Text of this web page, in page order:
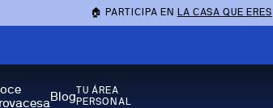
🏠 PARTICIPA EN LA CASA QUE ERES
BlogTU ÁREA
PERSONAL